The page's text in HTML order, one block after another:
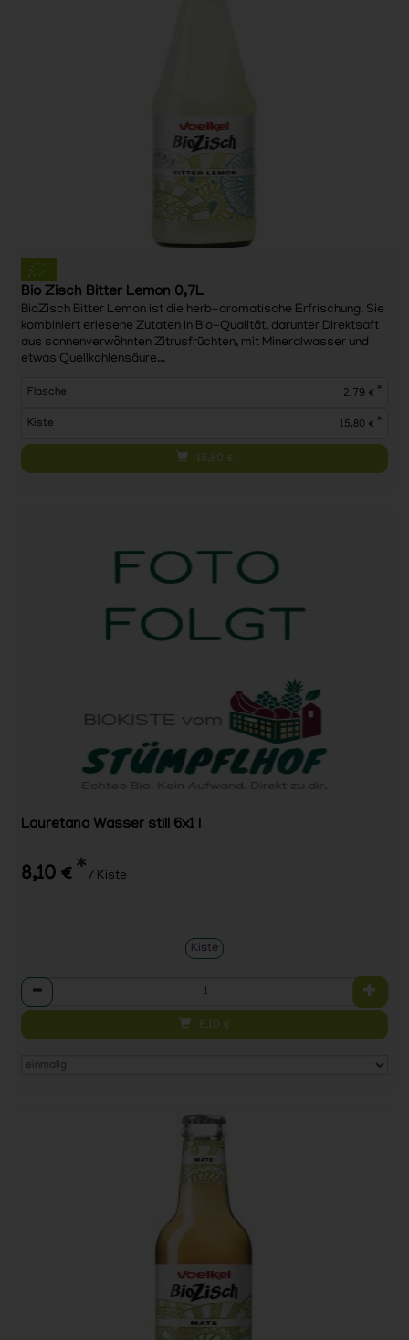
Bio Zisch Bitter Lemon 0,7L
BioZisch Bitter Lemon ist die herb-aromatische Erfrischung. Sie
kombiniert erlesene Zutaten in Bio-Qualität, darunter Direktsaft
aus sonnenverwöhnten Zitrusfrüchten, mit Mineralwasser und
etwas Quellkohlensäure...
Flasche 2,79 € *
Kiste 15,80 € *
15,80 €
Lauretana Wasser still 6x1 l
8,10 € * / Kiste
Kiste
Anzahl
8,10 €